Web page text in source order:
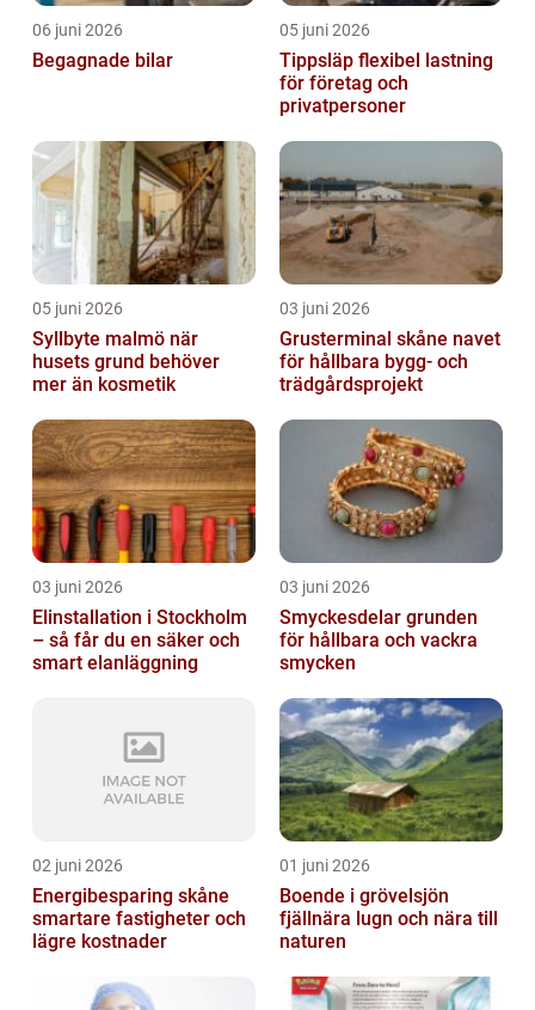
06 juni 2026
Begagnade bilar
05 juni 2026
Tippsläp flexibel lastning
för företag och
privatpersoner
05 juni 2026
Syllbyte malmö när
husets grund behöver
mer än kosmetik
03 juni 2026
Grusterminal skåne navet
för hållbara bygg- och
trädgårdsprojekt
03 juni 2026
Elinstallation i Stockholm
– så får du en säker och
smart elanläggning
03 juni 2026
Smyckesdelar grunden
för hållbara och vackra
smycken
02 juni 2026
Energibesparing skåne
smartare fastigheter och
lägre kostnader
01 juni 2026
Boende i grövelsjön
fjällnära lugn och nära till
naturen